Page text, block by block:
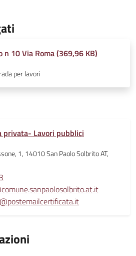
n 10 Via Roma (369,96 KB)
per lavori
privata- Lavori pubblici
1, 14010 San Paolo Solbrito AT,